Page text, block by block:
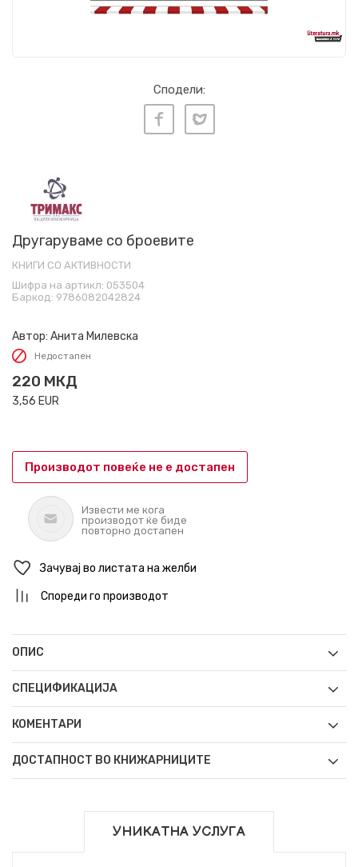
Сподели:
Другаруваме со броевите
КНИГИ СО АКТИВНОСТИ
Шифра на артикл: 053504
Баркод: 9786082042824
Автор: Анита Милевска
Недостапен
220 МКД
3,56 EUR
Производот повеќе не е достапен
Извести ме кога
производот ќе биде
повторно достапен
Зачувај во листата на желби
Спореди го производот
ОПИС
СПЕЦИФИКАЦИЈА
КОМЕНТАРИ
ДОСТАПНОСТ ВО КНИЖАРНИЦИТЕ
УНИКАТНА УСЛУГА